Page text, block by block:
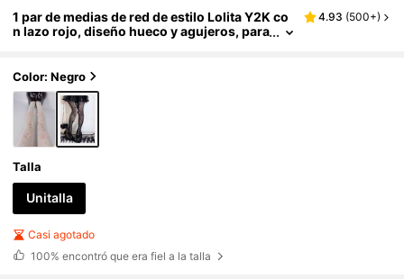
1 par de medias de red de estilo Lolita Y2K co
n lazo rojo, diseño hueco y agujeros, para
4.93 (500+)
Color: Negro
Talla
Unitalla
Casi agotado
100% encontró que era fiel a la talla